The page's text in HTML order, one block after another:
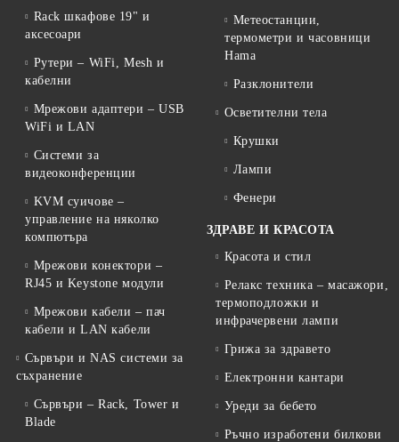
Rack шкафове 19" и
аксесоари
Рутери – WiFi, Mesh и
кабелни
Мрежови адаптери – USB
WiFi и LAN
Системи за
видеоконференции
KVM суичове –
управление на няколко
компютъра
Мрежови конектори –
RJ45 и Keystone модули
Мрежови кабели – пач
кабели и LAN кабели
Сървъри и NAS системи за
съхранение
Сървъри – Rack, Tower и
Blade
Метеостанции,
термометри и часовници
Hama
Разклонители
Осветителни тела
Крушки
Лампи
Фенери
ЗДРАВЕ И КРАСОТА
Красота и стил
Релакс техника – масажори,
термоподложки и
инфрачервени лампи
Грижа за здравето
Електронни кантари
Уреди за бебето
Ръчно изработени билкови